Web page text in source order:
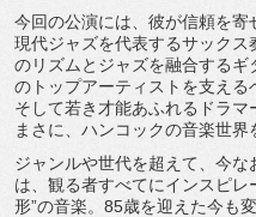
今回の公演には、彼が信頼を寄
現代ジャズを代表するサックス
のリズムとジャズを融合するギ
のトップアーティストを支える
そして若き才能あふれるドラマ
まさに、 ハンコックの音楽世界
ジャンルや世代を超えて、 今な
は、 観る者すべてにインスピレ
形”の音楽。 85歳を迎えた今も